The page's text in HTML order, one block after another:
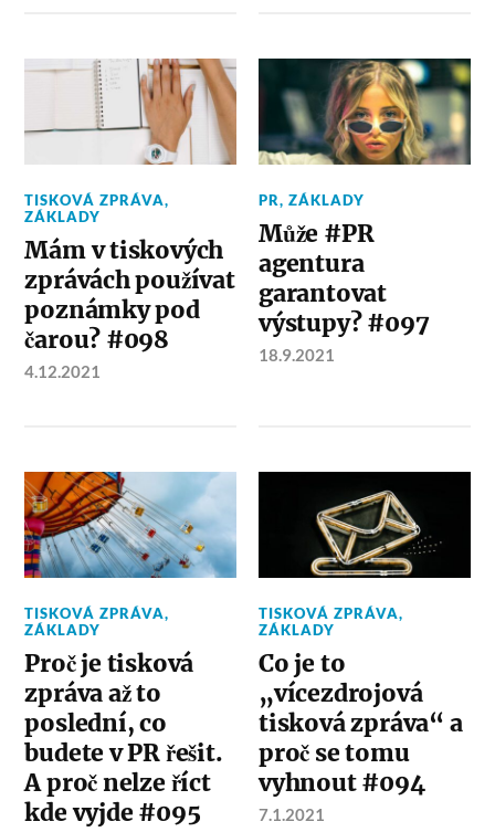
TISKOVÁ ZPRÁVA,
ZÁKLADY
Mám v tiskových
zprávách používat
poznámky pod
čarou? #098
4.12.2021
PR,ZÁKLADY
Může #PR
agentura
garantovat
výstupy? #097
18.9.2021
TISKOVÁ ZPRÁVA,
ZÁKLADY
Proč je tisková
zpráva až to
poslední, co
budete v PR řešit.
A proč nelze říct
kde vyjde #095
TISKOVÁ ZPRÁVA,
ZÁKLADY
Co je to
„vícezdrojová
tisková zpráva“ a
proč se tomu
vyhnout #094
7.1.2021